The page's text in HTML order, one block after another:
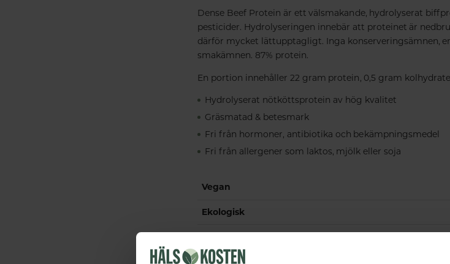
Dense Beef Protein är ett välsmakande, hydrolyserat
pesticider. Hydrolyseringen innebär att proteinet är
därför mycket lättupptagligt. Inga konserveringsämnen,
smakämnen. 87% protein.
En portion innehåller 22 gram protein, 0,5 gram
Hydrolyserat nötköttsprotein av hög kvalitet
Gräsmatad & betesmark
Fri från hormoner, antibiotika och bekämpningsmedel
Fri från allergener som laktos, mjölk eller soja
Vegan
Ekologisk